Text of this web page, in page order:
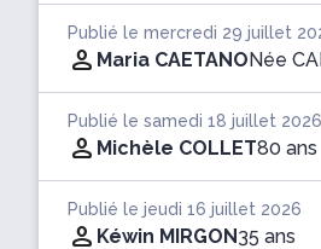
Publié le mercredi 29 juillet
Maria CAETANONée
Publié le samedi 18 juillet 2026
Michèle COLLET80 ans
Publié le jeudi 16 juillet 2026
Kéwin MIRGON35 ans